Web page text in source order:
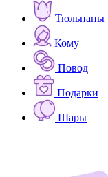
Тюльпаны
Кому
Повод
Подарки
Шары